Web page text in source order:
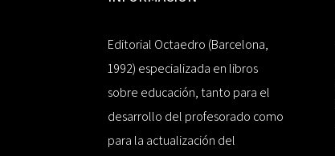
Editorial Octaedro (Barcelona,
1992) especializada en libros
sobre educación, tanto para el
desarrollo del profesorado como
para la actualización del